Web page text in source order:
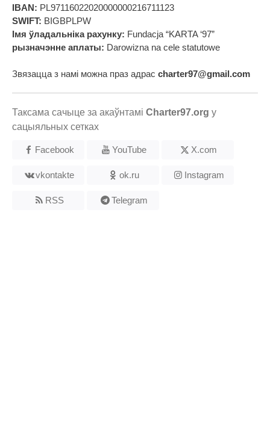
IBAN: PL97116022020000000216711123
SWIFT: BIGBPLPW
Імя ўладальніка рахунку: Fundacja “KARTA ‘97”
рызначэнне аплаты: Darowizna na cele statutowe
Звязацца з намі можна праз адрас charter97@gmail.com
Таксама сачыце за акаўнтамі Charter97.org у
сацыяльных сетках
Facebook YouTube X.com
vkontakte ok.ru Instagram
RSS Telegram